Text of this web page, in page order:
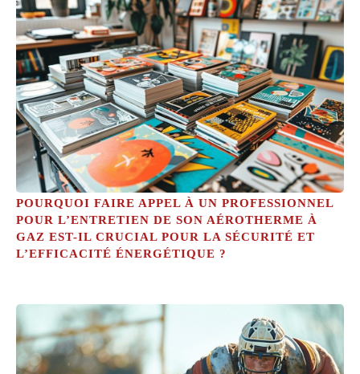
POURQUOI FAIRE APPEL À UN PROFESSIONNEL
POUR L’ENTRETIEN DE SON AÉROTHERME À
GAZ EST-IL CRUCIAL POUR LA SÉCURITÉ ET
L’EFFICACITÉ ÉNERGÉTIQUE ?